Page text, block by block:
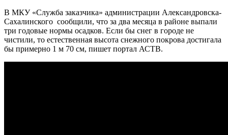
В МКУ «Служба заказчика» администрации Александровска-
Сахалинского сообщили, что за два месяца в районе выпали
три годовые нормы осадков. Если бы снег в городе не
чистили, то естественная высота снежного покрова достигала
бы примерно 1 м 70 см, пишет портал АСТВ.